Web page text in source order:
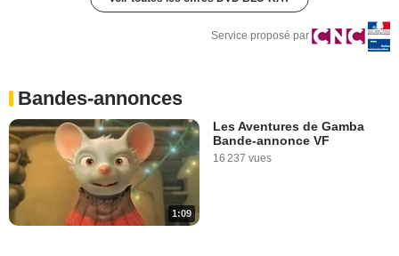
Service proposé par
Bandes-annonces
1:09
Les Aventures de Gamba
Bande-annonce VF
16 237 vues